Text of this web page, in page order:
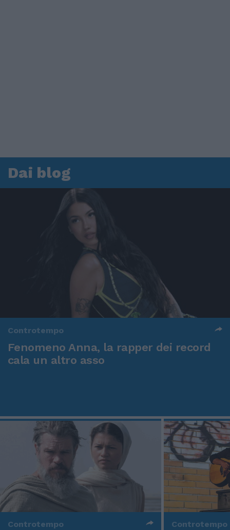
Dai blog
Controtempo
Fenomeno Anna, la rapper dei record
cala un altro asso
Controtempo Controtempo